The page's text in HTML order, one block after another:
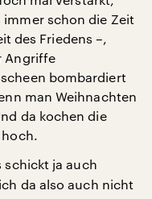
immer schon die Zeit
des Friedens –,
Angriffe
bombardiert
man Weihnachten
da kochen die
schickt ja auch
da also auch nicht